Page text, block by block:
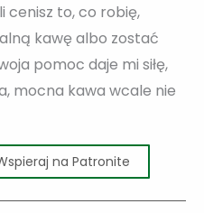
cenisz to, co robię,
kawę albo zostać
pomoc daje mi siłę,
mocna kawa wcale nie
na Patronite